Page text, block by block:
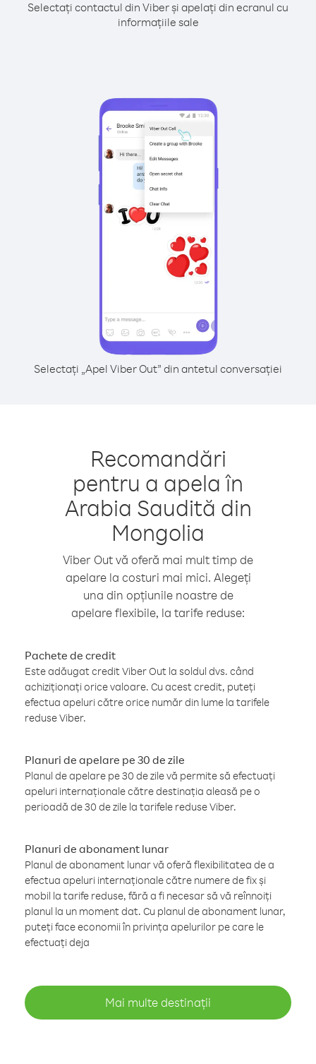
Selectați contactul din Viber și apelați din ecranul cu
informațiile sale
Selectați „Apel Viber Out” din antetul conversației
Recomandări
pentru a apela în
Arabia Saudită din
Mongolia
Viber Out vă oferă mai mult timp de
apelare la costuri mai mici. Alegeți
una din opțiunile noastre de
apelare flexibile, la tarife reduse:
Pachete de credit
Este adăugat credit Viber Out la soldul dvs. când
achiziționați orice valoare. Cu acest credit, puteți
efectua apeluri către orice număr din lume la tarifele
reduse Viber.
Planuri de apelare pe 30 de zile
Planul de apelare pe 30 de zile vă permite să efectuați
apeluri internaționale către destinația aleasă pe o
perioadă de 30 de zile la tarifele reduse Viber.
Planuri de abonament lunar
Planul de abonament lunar vă oferă flexibilitatea de a
efectua apeluri internaționale către numere de fix și
mobil la tarife reduse, fără a fi necesar să vă reînnoiți
planul la un moment dat. Cu planul de abonament lunar,
puteți face economii în privința apelurilor pe care le
efectuați deja
Mai multe destinații